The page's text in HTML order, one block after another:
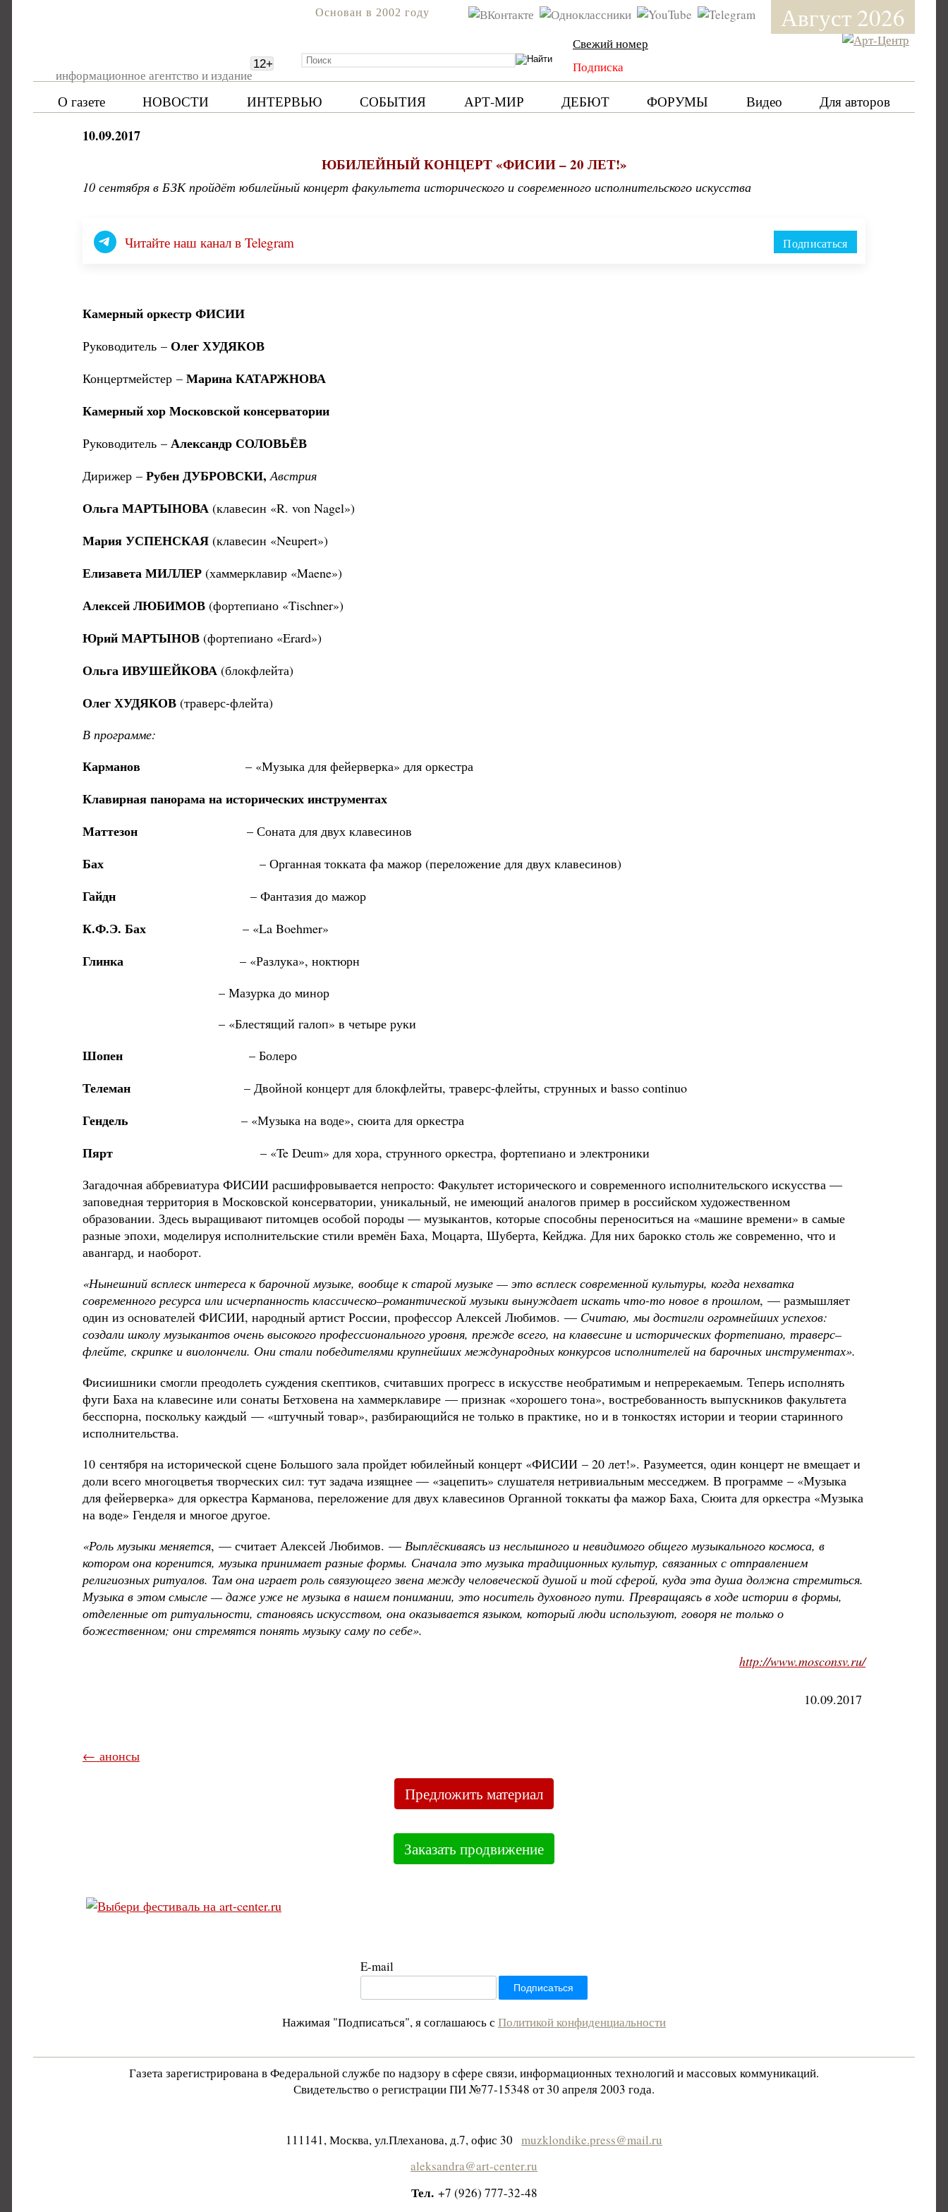
Август 2026
информационное агентство и издание
12+
Основан в 2002 году
Свежий номер
Подписка
О газете НОВОСТИ ИНТЕРВЬЮ СОБЫТИЯ АРТ-МИР ДЕБЮТ ФОРУМЫ Видео Для авторов
10.09.2017
ЮБИЛЕЙНЫЙ КОНЦЕРТ «ФИСИИ – 20 ЛЕТ!»
10 сентября в БЗК пройдёт юбилейный концерт факультета исторического и современного исполнительского искусства
Читайте наш канал в Telegram Подписаться
Камерный оркестр ФИСИИ
Руководитель – Олег ХУДЯКОВ
Концертмейстер – Марина КАТАРЖНОВА
Камерный хор Московской консерватории
Руководитель – Александр СОЛОВЬЁВ
Дирижер – Рубен ДУБРОВСКИ,Австрия
Ольга МАРТЫНОВА (клавесин «R. von Nagel»)
Мария УСПЕНСКАЯ (клавесин «Neupert»)
Елизавета МИЛЛЕР (хаммерклавир «Maene»)
Алексей ЛЮБИМОВ (фортепиано «Tischner»)
Юрий МАРТЫНОВ (фортепиано «Erard»)
Ольга ИВУШЕЙКОВА (блокфлейта)
Олег ХУДЯКОВ (траверс-флейта)
В программе:
Карманов – «Музыка для фейерверка» для оркестра
Клавирная панорама на исторических инструментах
Маттезон – Соната для двух клавесинов
Бах – Органная токката фа мажор (переложение для двух клавесинов)
Гайдн – Фантазия до мажор
К.Ф.Э. Бах – «La Boehmer»
Глинка – «Разлука», ноктюрн
– Мазурка до минор
– «Блестящий галоп» в четыре руки
Шопен – Болеро
Телеман – Двойной концерт для блокфлейты, траверс-флейты, струнных и basso continuo
Гендель – «Музыка на воде», сюита для оркестра
Пярт – «Te Deum» для хора, струнного оркестра, фортепиано и электроники
Загадочная аббревиатура ФИСИИ расшифровывается непросто: Факультет исторического и современного исполнительского искусства —
заповедная территория в Московской консерватории, уникальный, не имеющий аналогов пример в российском художественном
образовании. Здесь выращивают питомцев особой породы — музыкантов, которые способны переноситься на «машине времени» в самые
разные эпохи, моделируя исполнительские стили времён Баха, Моцарта, Шуберта, Кейджа. Для них барокко столь же современно, что и
авангард, и наоборот.
«Нынешний всплеск интереса к барочной музыке, вообще к старой музыке — это всплеск современной культуры, когда нехватка
современного ресурса или исчерпанность классическо–романтической музыки вынуждает искать что-то новое в прошлом, — размышляет
один из основателей ФИСИИ, народный артист России, профессор Алексей Любимов. — Считаю, мы достигли огромнейших успехов:
создали школу музыкантов очень высокого профессионального уровня, прежде всего, на клавесине и исторических фортепиано, траверс–
флейте, скрипке и виолончели. Они стали победителями крупнейших международных конкурсов исполнителей на барочных инструментах».
Фисиишники смогли преодолеть суждения скептиков, считавших прогресс в искусстве необратимым и непререкаемым. Теперь исполнять
фуги Баха на клавесине или сонаты Бетховена на хаммерклавире — признак «хорошего тона», востребованность выпускников факультета
бесспорна, поскольку каждый — «штучный товар», разбирающийся не только в практике, но и в тонкостях истории и теории старинного
исполнительства.
10 сентября на исторической сцене Большого зала пройдет юбилейный концерт «ФИСИИ – 20 лет!». Разумеется, один концерт не вмещает и
доли всего многоцветья творческих сил: тут задача изящнее — «зацепить» слушателя нетривиальным месседжем. В программе – «Музыка
для фейерверка» для оркестра Карманова, переложение для двух клавесинов Органной токкаты фа мажор Баха, Сюита для оркестра «Музыка
на воде» Генделя и многое другое.
«Роль музыки меняется, — считает Алексей Любимов. — Выплёскиваясь из неслышного и невидимого общего музыкального космоса, в
котором она коренится, музыка принимает разные формы. Сначала это музыка традиционных культур, связанных с отправлением
религиозных ритуалов. Там она играет роль связующего звена между человеческой душой и той сферой, куда эта душа должна стремиться.
Музыка в этом смысле — даже уже не музыка в нашем понимании, это носитель духовного пути. Превращаясь в ходе истории в формы,
отделенные от ритуальности, становясь искусством, она оказывается языком, который люди используют, говоря не только о
божественном; они стремятся понять музыку саму по себе».
http://www.mosconsv.ru/
10.09.2017
← анонсы
Предложить материал
Заказать продвижение
E-mail
Нажимая "Подписаться", я соглашаюсь с Политикой конфиденциальности
Газета зарегистрирована в Федеральной службе по надзору в сфере связи, информационных технологий и массовых коммуникаций.
Свидетельство о регистрации ПИ №77-15348 от 30 апреля 2003 года.
111141, Москва, ул.Плеханова, д.7, офис 30 muzklondike.press@mail.ru
aleksandra@art-center.ru
Тел. +7 (926) 777-32-48